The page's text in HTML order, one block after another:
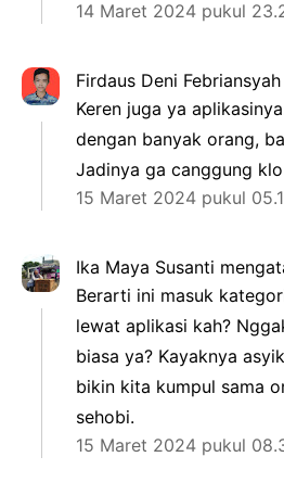
14 Maret 2024 pukul
Firdaus Deni Febriansyah
Keren juga ya
dengan banyak orang,
Jadinya ga canggung
15 Maret 2024 pukul
Ika Maya Susanti
Berarti ini masuk
lewat aplikasi kah?
biasa ya? Kayaknya
bikin kita kumpul sama
sehobi.
15 Maret 2024 pukul